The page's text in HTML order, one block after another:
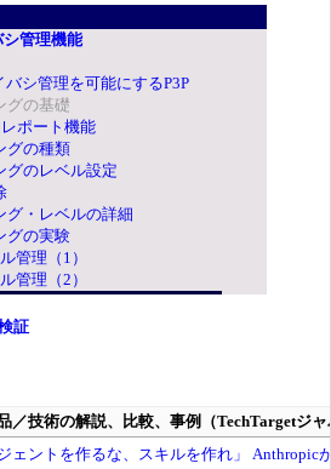
シ管理機能
シ管理を可能にするP3P
グの基礎
ポート機能
グの種類
グのレベル設定
グ・レベルの詳細
グの実験
管理（1）
管理（2）
証